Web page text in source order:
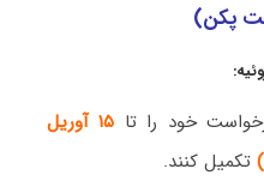
پکن)
خود را تا ۱۵ آوریل
تکمیل کنند.